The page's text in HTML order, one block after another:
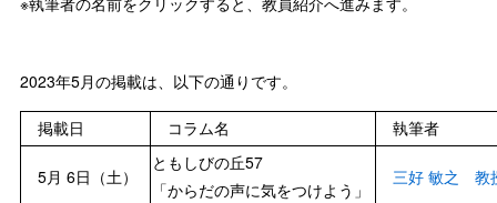
2023年5月の掲載は、以下の通りです。
掲載日 コラム名 執筆者
5月 6日（土）
ともしびの丘57
「からだの声に気をつけよう」
三好 敏之 教